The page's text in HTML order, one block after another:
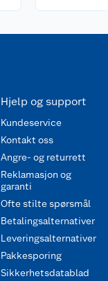
Hjelp og support
Kundeservice
Kontakt oss
Angre- og returrett
Reklamasjon og
garanti
Ofte stilte spørsmål
Betalingsalternativer
Leveringsalternativer
Pakkesporing
Sikkerhetsdatablad